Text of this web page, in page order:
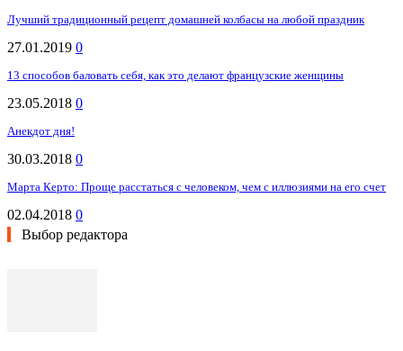
Лучший традиционный рецепт домашней колбасы на любой праздник
27.01.2019 0
13 способов баловать себя, как это делают французские женщины
23.05.2018 0
Анекдот дня!
30.03.2018 0
Марта Керто: Проще расстаться с человеком, чем с иллюзиями на его счет
02.04.2018 0
Выбор редактора